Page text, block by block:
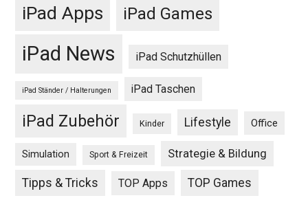
iPad Apps iPad Games
iPad News iPad Schutzhüllen
iPad Ständer / Halterungen iPad Taschen
iPad Zubehör Kinder Lifestyle Office
Simulation Sport & Freizeit Strategie & Bildung
Tipps & Tricks TOP Apps TOP Games